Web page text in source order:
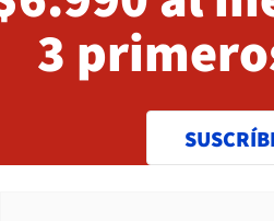
3